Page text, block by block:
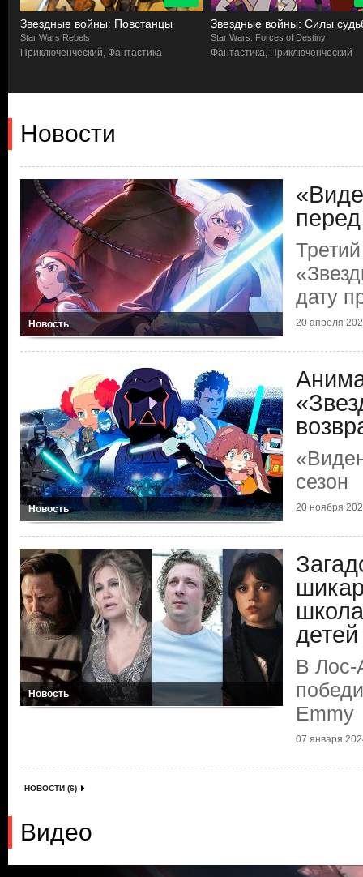
Звездные войны: Повстанцы
Star Wars Rebels
Приключенческий, Фантастика
Звездные войны: Силы
Star Wars: Forces of Destiny
Фантастика, Приключенческий
Новости
Новость
дату
20 апреля
Новость
сезон
20 ноября
Новость
детей
В Лос-
Emmy
07 января
НОВОСТИ (6)
Видео